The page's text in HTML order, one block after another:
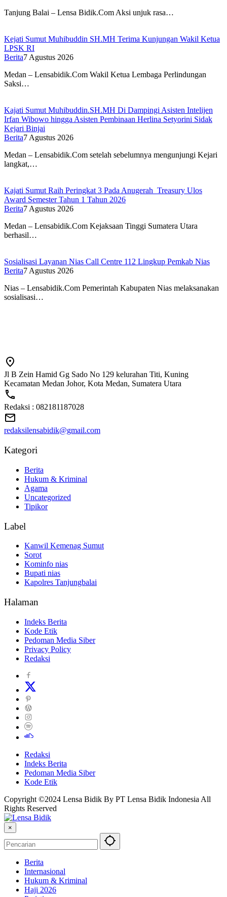
Tanjung Balai – Lensa Bidik.Com Aksi unjuk rasa…
Kejati Sumut Muhibuddin SH.MH Terima Kunjungan Wakil Ketua
LPSK RI
Berita7 Agustus 2026
Medan – Lensabidik.Com Wakil Ketua Lembaga Perlindungan
Saksi…
Kajati Sumut Muhibuddin.SH.MH Di Dampingi Asisten Intelijen
Irfan Wibowo hingga Asisten Pembinaan Herlina Setyorini Sidak
Kejari Binjai
Berita7 Agustus 2026
Medan – Lensabidik.Com setelah sebelumnya mengunjungi Kejari
langkat,…
Kajati Sumut Raih Peringkat 3 Pada Anugerah Treasury Ulos
Award Semester Tahun 1 Tahun 2026
Berita7 Agustus 2026
Medan – Lensabidik.Com Kejaksaan Tinggi Sumatera Utara
berhasil…
Sosialisasi Layanan Nias Call Centre 112 Lingkup Pemkab Nias
Berita7 Agustus 2026
Nias – Lensabidik.Com Pemerintah Kabupaten Nias melaksanakan
sosialisasi…
Jl B Zein Hamid Gg Sado No 129 kelurahan Titi, Kuning
Kecamatan Medan Johor, Kota Medan, Sumatera Utara
Redaksi : 082181187028
redaksilensabidik@gmail.com
Kategori
Berita
Hukum & Kriminal
Agama
Uncategorized
Tipikor
Label
Kanwil Kemenag Sumut
Sorot
Kominfo nias
Bupati nias
Kapolres Tanjungbalai
Halaman
Indeks Berita
Kode Etik
Pedoman Media Siber
Privacy Policy
Redaksi
Redaksi
Indeks Berita
Pedoman Media Siber
Kode Etik
Copyright ©2024 Lensa Bidik By PT Lensa Bidik Indonesia All
Rights Reserved
×
Berita
Internasional
Hukum & Kriminal
Haji 2026